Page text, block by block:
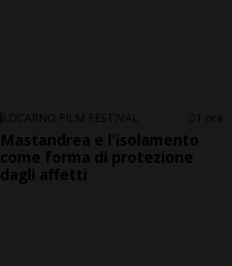
LOCARNO FILM FESTIVAL 1 ora
Mastandrea e l'isolamento
come forma di protezione
dagli affetti